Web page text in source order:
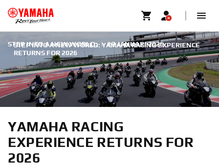
STEP INTO A NEW WORLD: YAMAHA RACING EXPERIENCE
RETURNS FOR 2026
STEP INTO A NEW WORLD: | 27 JANUARI 2026
YAMAHA RACING
EXPERIENCE RETURNS FOR
2026